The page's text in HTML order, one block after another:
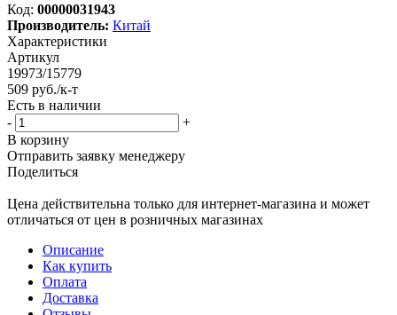
Код: 00000031943
Производитель: Китай
Характеристики
Артикул
19973/15779
509 руб./к-т
Есть в наличии
-
+
В корзину
Отправить заявку менеджеру
Поделиться
Цена действительна только для интернет-магазина и может
отличаться от цен в розничных магазинах
Описание
Как купить
Оплата
Доставка